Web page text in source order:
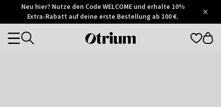
Otrium
Trustpilot
Neu hier? Nutze den Code WELCOME und erhalte 10%
Extra-Rabatt auf deine erste Bestellung ab 100 €.
Otrium
Categories